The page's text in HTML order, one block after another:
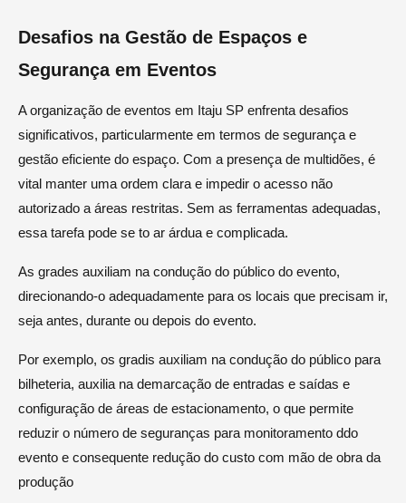
Desafios na Gestão de Espaços e
Segurança em Eventos
A organização de eventos em Itaju SP enfrenta desafios
significativos, particularmente em termos de segurança e
gestão eficiente do espaço. Com a presença de multidões, é
vital manter uma ordem clara e impedir o acesso não
autorizado a áreas restritas. Sem as ferramentas adequadas,
essa tarefa pode se to ar árdua e complicada.
As grades auxiliam na condução do público do evento,
direcionando-o adequadamente para os locais que precisam ir,
seja antes, durante ou depois do evento.
Por exemplo, os gradis auxiliam na condução do público para
bilheteria, auxilia na demarcação de entradas e saídas e
configuração de áreas de estacionamento, o que permite
reduzir o número de seguranças para monitoramento ddo
evento e consequente redução do custo com mão de obra da
produção